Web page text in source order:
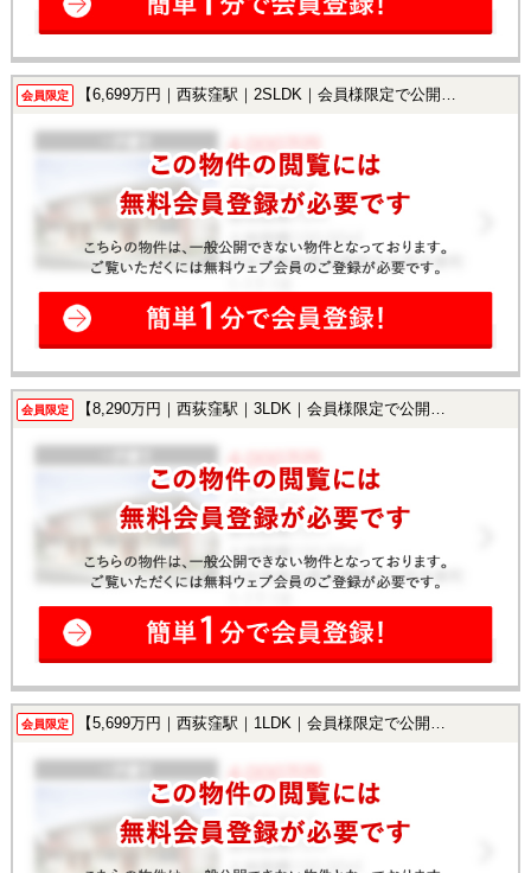
会員限定 【6,699万円｜西荻窪駅｜2SLDK｜会員様限定で公開中！】
会員限定 【8,290万円｜西荻窪駅｜3LDK｜会員様限定で公開中！】
会員限定 【5,699万円｜西荻窪駅｜1LDK｜会員様限定で公開中！】